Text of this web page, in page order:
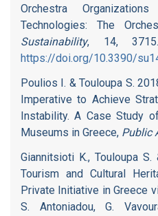
Orchestra
Technologies: The
Sustainability, 14, 3715.
https://doi.org/10.3390/
Poulios I. & Touloupa S.
Imperative to Achieve
Instability. A Case Study
Museums in Greece, Public
Giannitsioti K., Touloupa
Tourism and Cultural
Private Initiative in Greece
S. Antoniadou, G.